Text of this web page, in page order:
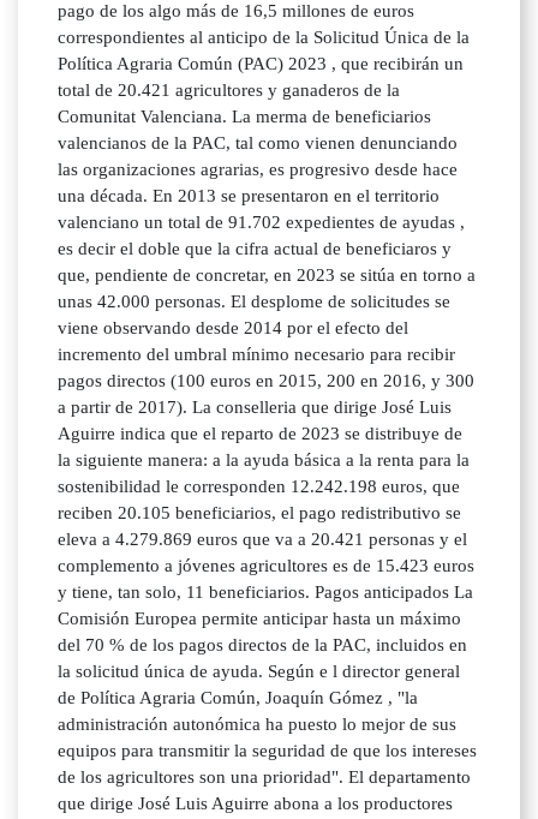
pago de los algo más de 16,5 millones de euros
correspondientes al anticipo de la Solicitud Única de la
Política Agraria Común (PAC) 2023 , que recibirán un
total de 20.421 agricultores y ganaderos de la
Comunitat Valenciana. La merma de beneficiarios
valencianos de la PAC, tal como vienen denunciando
las organizaciones agrarias, es progresivo desde hace
una década. En 2013 se presentaron en el territorio
valenciano un total de 91.702 expedientes de ayudas ,
es decir el doble que la cifra actual de beneficiaros y
que, pendiente de concretar, en 2023 se sitúa en torno a
unas 42.000 personas. El desplome de solicitudes se
viene observando desde 2014 por el efecto del
incremento del umbral mínimo necesario para recibir
pagos directos (100 euros en 2015, 200 en 2016, y 300
a partir de 2017). La conselleria que dirige José Luis
Aguirre indica que el reparto de 2023 se distribuye de
la siguiente manera: a la ayuda básica a la renta para la
sostenibilidad le corresponden 12.242.198 euros, que
reciben 20.105 beneficiarios, el pago redistributivo se
eleva a 4.279.869 euros que va a 20.421 personas y el
complemento a jóvenes agricultores es de 15.423 euros
y tiene, tan solo, 11 beneficiarios. Pagos anticipados La
Comisión Europea permite anticipar hasta un máximo
del 70 % de los pagos directos de la PAC, incluidos en
la solicitud única de ayuda. Según e l director general
de Política Agraria Común, Joaquín Gómez , "la
administración autonómica ha puesto lo mejor de sus
equipos para transmitir la seguridad de que los intereses
de los agricultores son una prioridad". El departamento
que dirige José Luis Aguirre abona a los productores